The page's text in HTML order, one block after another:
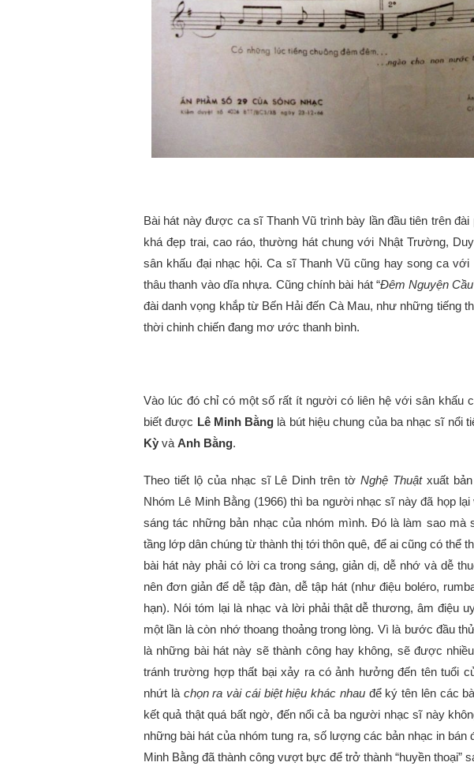
Bài hát này được ca sĩ Thanh Vũ trình bày lần đầu tiên trên
khá đẹp trai, cao ráo, thường hát chung với Nhật Trường,
sân khấu đại nhạc hội. Ca sĩ Thanh Vũ cũng hay song ca với
thâu thanh vào dĩa nhựa. Cũng chính bài hát “Đêm Nguyện
đài danh vọng khắp từ Bến Hải đến Cà Mau, như những tiếng
thời chinh chiến đang mơ ước thanh bình.
Vào lúc đó chỉ có một số rất ít người có liên hệ với sân khấu
biết được Lê Minh Bằng là bút hiệu chung của ba nhạc sĩ nổi
Kỳ và Anh Bằng.
Theo tiết lộ của nhạc sĩ Lê Dinh trên tờ Nghệ Thuậtxuất bản
Nhóm Lê Minh Bằng (1966) thì ba người nhạc sĩ này đã họp
sáng tác những bản nhạc của nhóm mình. Đó là làm sao mà
tầng lớp dân chúng từ thành thị tới thôn quê, để ai cũng có
bài hát này phải có lời ca trong sáng, giản dị, dễ nhớ và dễ
nên đơn giản để dễ tập đàn, dễ tập hát (như điệu boléro,
hạn). Nói tóm lại là nhạc và lời phải thật dễ thương, âm điệu
một lần là còn nhớ thoang thoảng trong lòng. Vì là bước đầu
là những bài hát này sẽ thành công hay không, sẽ được
tránh trường hợp thất bại xảy ra có ảnh hưởng đến tên tuổi
nhứt là chọn ra vài cái biệt hiệu khác nhauđể ký tên lên các
kết quả thật quá bất ngờ, đến nổi cả ba người nhạc sĩ này
những bài hát của nhóm tung ra, số lượng các bản nhạc in bán
Minh Bằng đã thành công vượt bực để trở thành “huyền thoại”